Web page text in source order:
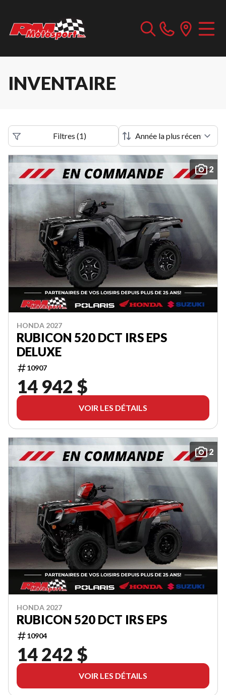
INVENTAIRE
Filtres (1)
2
HONDA 2027
RUBICON 520 DCT IRS EPS
DELUXE
10907
14 942 $
VOIR LES DÉTAILS
2
HONDA 2027
RUBICON 520 DCT IRS EPS
10904
14 242 $
VOIR LES DÉTAILS